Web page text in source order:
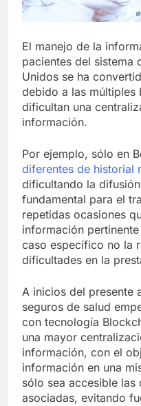
El manejo de la
pacientes del sistema
Unidos se ha
debido a las múltiples
dificultan una
información.
Por ejemplo, sólo en
diferentes de historial
dificultando la
fundamental para el
repetidas ocasiones
información
caso específico no la
dificultades en la
A inicios del presente
seguros de salud
con tecnología
una mayor
información, con el
información en una
sólo sea accesible
asociadas, evitando